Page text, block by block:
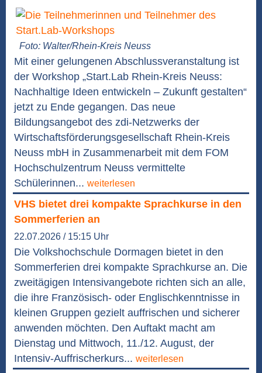
Foto: Walter/Rhein-Kreis Neuss
Mit einer gelungenen Abschlussveranstaltung ist
der Workshop „Start.Lab Rhein-Kreis Neuss:
Nachhaltige Ideen entwickeln – Zukunft gestalten“
jetzt zu Ende gegangen. Das neue
Bildungsangebot des zdi-Netzwerks der
Wirtschaftsförderungsgesellschaft Rhein-Kreis
Neuss mbH in Zusammenarbeit mit dem FOM
Hochschulzentrum Neuss vermittelte
Schülerinnen... weiterlesen
VHS bietet drei kompakte Sprachkurse in den
Sommerferien an
22.07.2026 / 15:15 Uhr
Die Volkshochschule Dormagen bietet in den
Sommerferien drei kompakte Sprachkurse an. Die
zweitägigen Intensivangebote richten sich an alle,
die ihre Französisch- oder Englischkenntnisse in
kleinen Gruppen gezielt auffrischen und sicherer
anwenden möchten. Den Auftakt macht am
Dienstag und Mittwoch, 11./12. August, der
Intensiv-Auffrischerkurs... weiterlesen